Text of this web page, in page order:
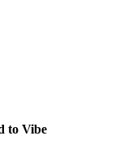
to Vibe